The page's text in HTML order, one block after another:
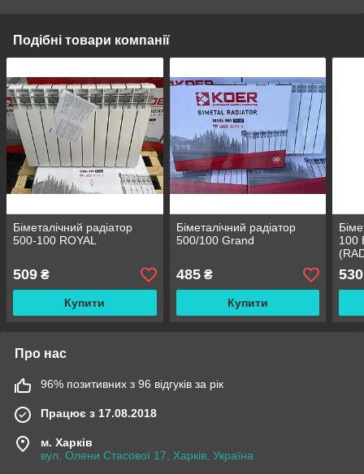
Подібні товари компанії
Біметалічний радіатор
500-100 ROYAL
509 ₴
Купити
Біметалічний радіатор
500/100 Grand
485₴
Купити
100
Про нас
96% позитивних з 96 відгуків за рік
Працює з 17.08.2018
м. Харків
вул. Олени Стасової 17, Харків, Україна